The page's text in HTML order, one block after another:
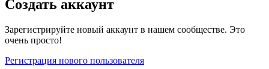
Создать аккаунт
Зарегистрируйте новый аккаунт в нашем сообществе. Это
очень просто!
Регистрация нового пользователя